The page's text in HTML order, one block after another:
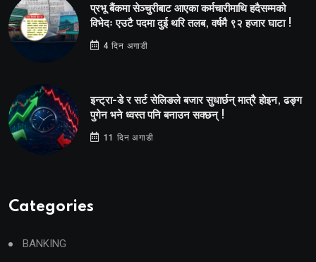
प्रभू बैंकमा सेञ्चुरीबाट आएका कर्मचारीमाथि हदैसम्मको
विभेदः एउटै पदमा दुई थरि तलब, वर्षमै ९२ हजार घाटा !
4 दिन अगाडी
इन्ट्रा-डे र सर्ट सेलिङले बजार सुधार्छन् मात्रै होइन, ढङ्ग
पुगेन भने ध्वस्त पनि बनाउन सक्छन् !
11 दिन अगाडी
Categories
BANKING